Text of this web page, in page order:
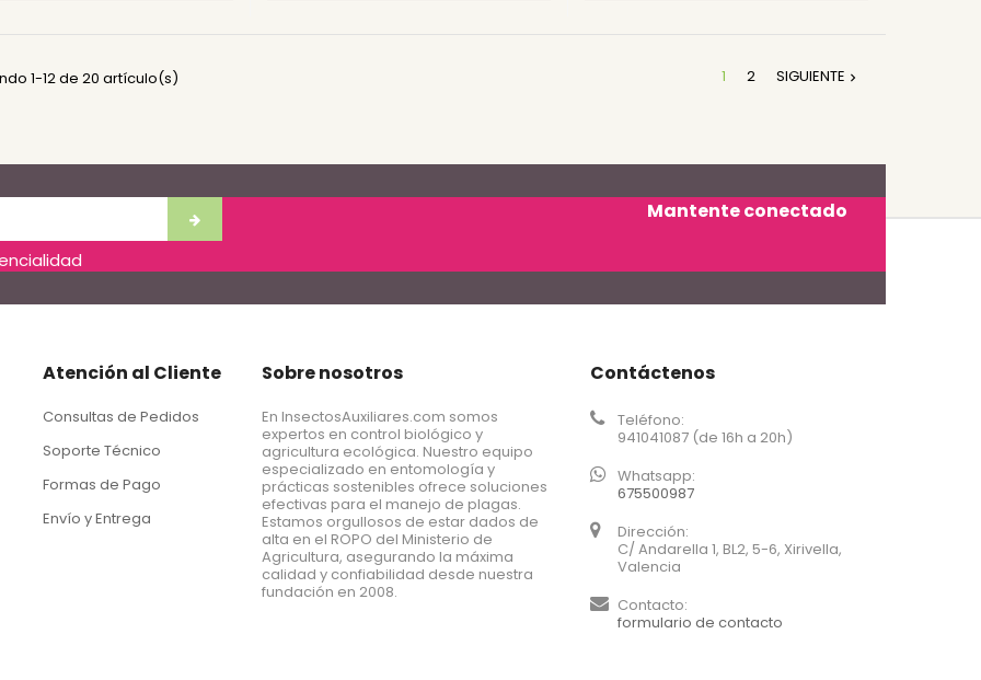
1-12 de 20 artículo(s) 1 2 SIGUIENTE 
Mantente conectado
Atención al Cliente
Consultas de Pedidos
Soporte Técnico
Formas de Pago
Envío y Entrega
Sobre nosotros
En InsectosAuxiliares.com somos
expertos en control biológico y
agricultura ecológica. Nuestro equipo
especializado en entomología y
prácticas sostenibles ofrece soluciones
efectivas para el manejo de plagas.
Estamos orgullosos de estar dados de
alta en el ROPO del Ministerio de
Agricultura, asegurando la máxima
calidad y confiabilidad desde nuestra
fundación en 2008.
Contáctenos
Teléfono:
941041087 (de 16h a 20h)
Whatsapp:
675500987
Dirección:
C/ Andarella 1, BL2, 5-6, Xirivella,
Valencia
Contacto:
formulario de contacto